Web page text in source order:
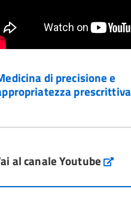
di precisione e
prescrittiva
al canale Youtube